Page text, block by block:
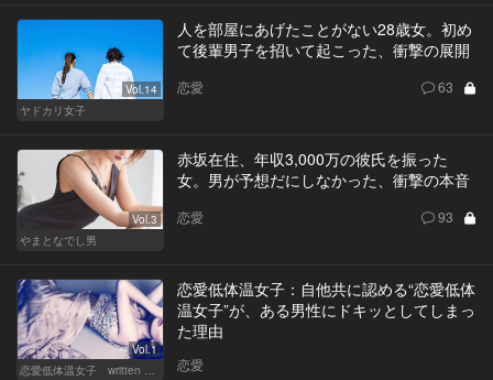
Vol.14
ヤドカリ女子
人を部屋にあげたことがない28歳女。初め
て後輩男子を招いて起こった、衝撃の展開
恋愛 63
Vol.3
やまとなでし男
赤坂在住、年収3,000万の彼氏を振った
女。男が予想だにしなかった、衝撃の本音
恋愛 93
Vol.1
恋愛低体温女子 written by 内埜さくら
恋愛低体温女子：自他共に認める“恋愛低体
温女子”が、ある男性にドキッとしてしまっ
た理由
恋愛